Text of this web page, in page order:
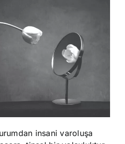
insani varoluşa